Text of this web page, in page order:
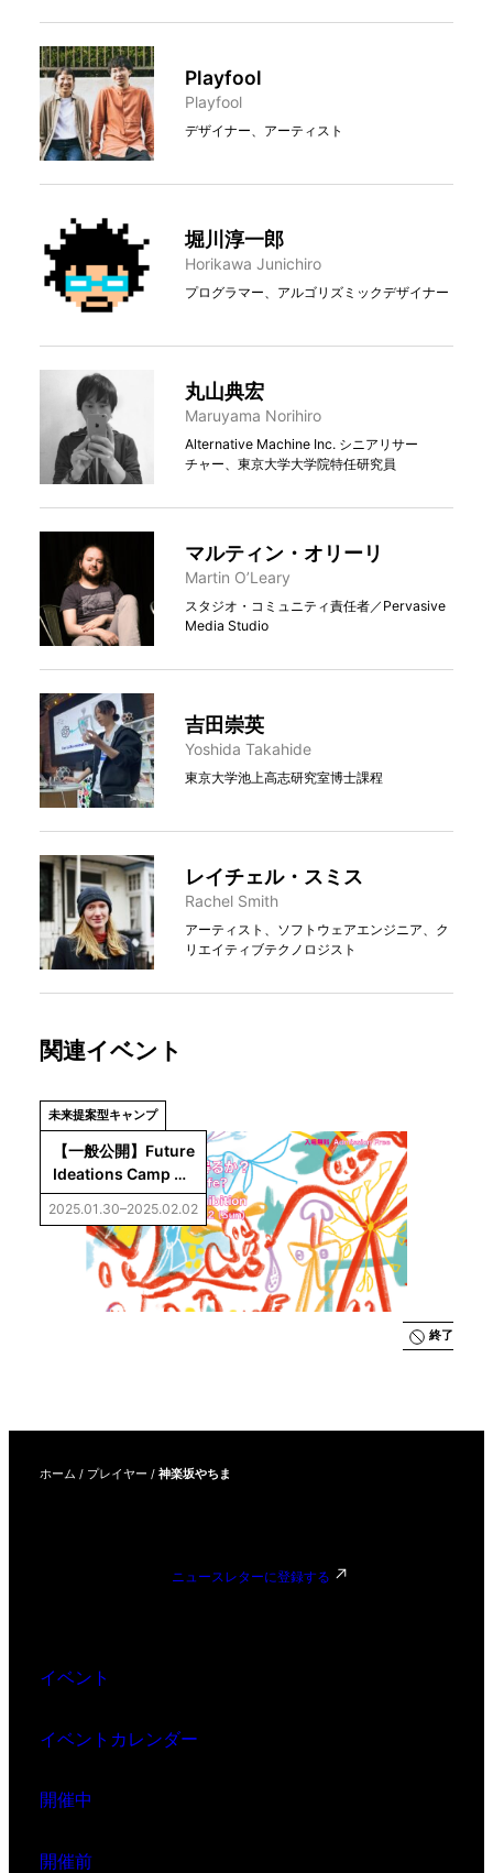
Playfool
Playfool
デザイナー、アーティスト
堀川淳⼀郎
Horikawa Junichiro
プログラマー、アルゴリズミックデザイナー
丸⼭典宏
Maruyama Norihiro
Alternative Machine Inc. シニアリサー
チャー、東京大学大学院特任研究員
マルティン・オリーリ
Martin O’Leary
スタジオ・コミュニティ責任者／Pervasive
Media Studio
吉田崇英
Yoshida Takahide
東京大学池上高志研究室博士課程
レイチェル・スミス
Rachel Smith
アーティスト、ソフトウェアエンジニア、ク
リエイティブテクノロジスト
関連イベント
未来提案型キャンプ
【一般公開】Future
Ideations Camp
Vol.5：AIは生命に
なり得るか？成果展
2025.01.30–2025.02.02
終了
ホーム / プレイヤー / 神楽坂やちま
ニュースレターに登録する
イベント
イベントカレンダー
開催中
開催前